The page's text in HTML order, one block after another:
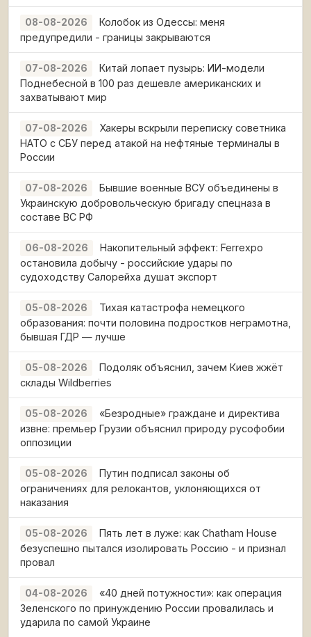
08-08-2026
Колобок из Одессы: меня
предупредили - границы закрываются
07-08-2026
Китай лопает пузырь: ИИ-модели
Поднебесной в 100 раз дешевле американских и
захватывают мир
07-08-2026
Хакеры вскрыли переписку советника
НАТО с СБУ перед атакой на нефтяные терминалы в
России
07-08-2026
Бывшие военные ВСУ объединены в
Украинскую добровольческую бригаду спецназа в
составе ВС РФ
06-08-2026
Накопительный эффект: Ferrexpo
остановила добычу - российские удары по
судоходству Салорейха душат экспорт
05-08-2026
Тихая катастрофа немецкого
образования: почти половина подростков неграмотна,
бывшая ГДР — лучше
05-08-2026
Подоляк объяснил, зачем Киев жжёт
склады Wildberries
05-08-2026
«Безродные» граждане и директива
извне: премьер Грузии объяснил природу русофобии
оппозиции
05-08-2026
Путин подписал законы об
ограничениях для релокантов, уклоняющихся от
наказания
05-08-2026
Пять лет в луже: как Chatham House
безуспешно пытался изолировать Россию - и признал
провал
04-08-2026
«40 дней потужности»: как операция
Зеленского по принуждению России провалилась и
ударила по самой Украине